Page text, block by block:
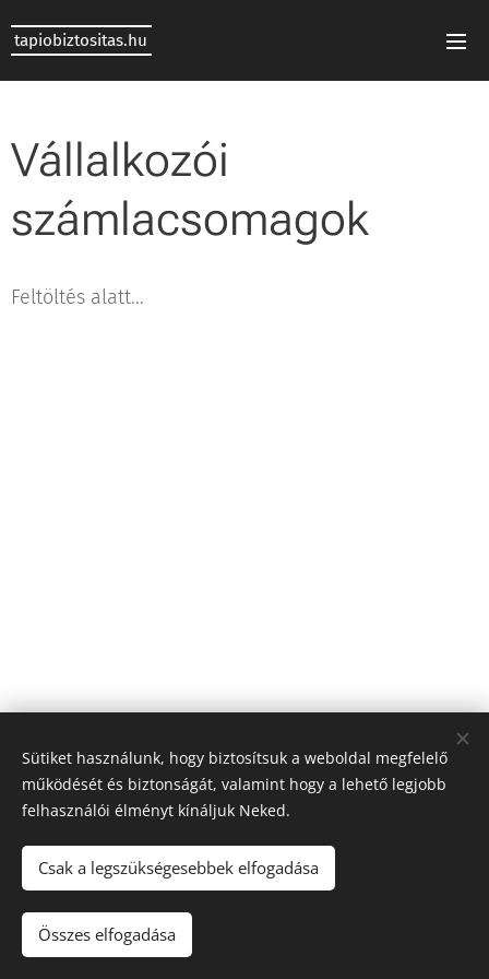
tapiobiztositas.hu
Vállalkozói
számlacsomagok
Feltöltés alatt...
K&H Biztosító Varró Gábor helyi képviselő
Az oldalt aWebnode
Sütiket használunk, hogy biztosítsuk a weboldal megfelelő
működését és biztonságát, valamint hogy a lehető legjobb
felhasználói élményt kínáljuk Neked.
Csak a legszükségesebbek elfogadása
Összes elfogadása